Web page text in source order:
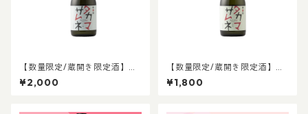
【数量限定/蔵開き限定酒】タ
カマサムネ 吟醸酒
¥2,000
【数量限定/蔵開き限定酒】タ
カマサムネ 純米酒
¥1,800